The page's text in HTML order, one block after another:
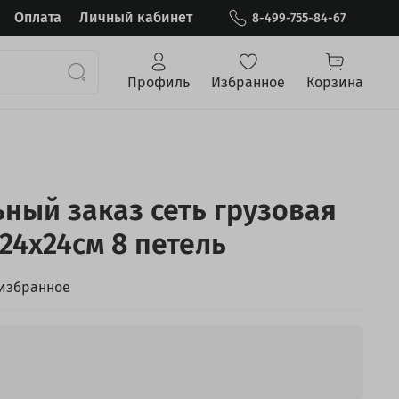
Оплата Личный кабинет 8-499-755-84-67
Профиль Избранное Корзина
заказ сеть грузовая
8 петель